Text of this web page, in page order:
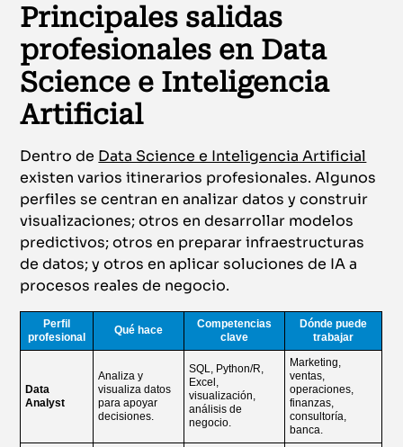
Principales salidas
profesionales en Data
Science e Inteligencia
Artificial
Dentro de Data Science e Inteligencia Artificial
existen varios itinerarios profesionales. Algunos
perfiles se centran en analizar datos y construir
visualizaciones; otros en desarrollar modelos
predictivos; otros en preparar infraestructuras
de datos; y otros en aplicar soluciones de IA a
procesos reales de negocio.
Perfil
profesional
Qué hace
Competencias
clave
Dónde puede
trabajar
Data
Analyst
Analiza y
visualiza datos
para apoyar
decisiones.
SQL, Python/R,
Excel,
visualización,
análisis de
negocio.
Marketing,
ventas,
operaciones,
finanzas,
consultoría,
banca.